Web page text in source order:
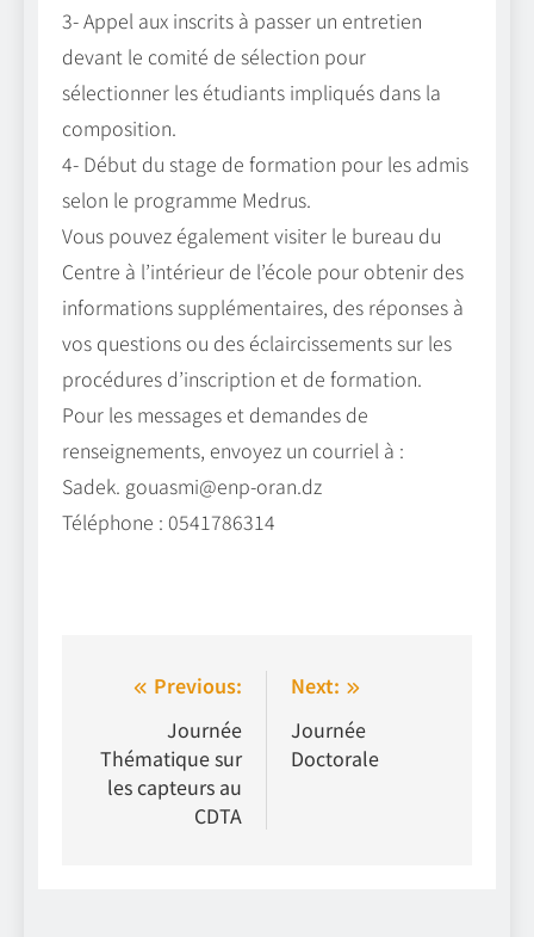
3- Appel aux inscrits à passer un entretien
devant le comité de sélection pour
sélectionner les étudiants impliqués dans la
composition.
4- Début du stage de formation pour les admis
selon le programme Medrus.
Vous pouvez également visiter le bureau du
Centre à l’intérieur de l’école pour obtenir des
informations supplémentaires, des réponses à
vos questions ou des éclaircissements sur les
procédures d’inscription et de formation.
Pour les messages et demandes de
renseignements, envoyez un courriel à :
Sadek. gouasmi@enp-oran.dz
Téléphone : 0541786314
Navigation
l’article
Previous:
Journée
Thématique sur
les capteurs au
CDTA
Next:
Journée
Doctorale